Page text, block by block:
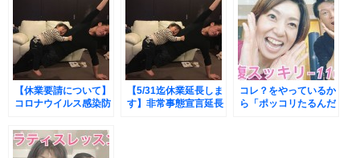
【休業要請について】
コロナウイルス感染防
でレッスン休講のお知
らせ
【5/31迄休業延長しま
す】非常事態宣言延長
コレ？をやっているか
ら「ポッコリたるんだ